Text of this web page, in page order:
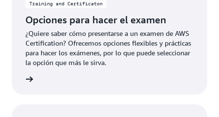
Training and Certificaton
Opciones para hacer el examen
¿Quiere saber cómo presentarse a un examen de AWS
Certification? Ofrecemos opciones flexibles y prácticas
para hacer los exámenes, por lo que puede seleccionar
la opción que más le sirva.